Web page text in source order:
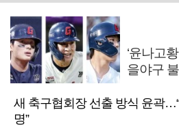
‘윤나고
을야구
새 축구협회장 선출 방식 윤곽
명”